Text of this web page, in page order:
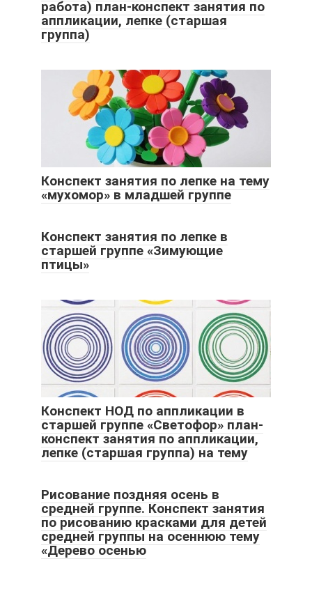
работа) план-конспект занятия по
аппликации, лепке (старшая
группа)
Конспект занятия по лепке на тему
«мухомор» в младшей группе
Конспект занятия по лепке в
старшей группе «Зимующие
птицы»
Конспект НОД по аппликации в
старшей группе «Светофор» план-
конспект занятия по аппликации,
лепке (старшая группа) на тему
Рисование поздняя осень в
средней группе. Конспект занятия
по рисованию красками для детей
средней группы на осеннюю тему
«Дерево осенью